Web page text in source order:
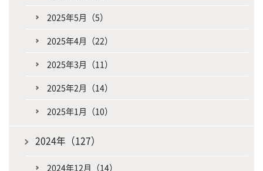
2025年5月（5）
2025年4月（22）
2025年3月（11）
2025年2月（14）
2025年1月（10）
2024年（127）
2024年12月（14）